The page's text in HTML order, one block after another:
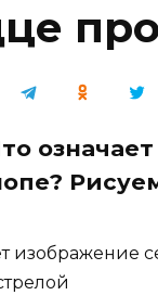
изображение